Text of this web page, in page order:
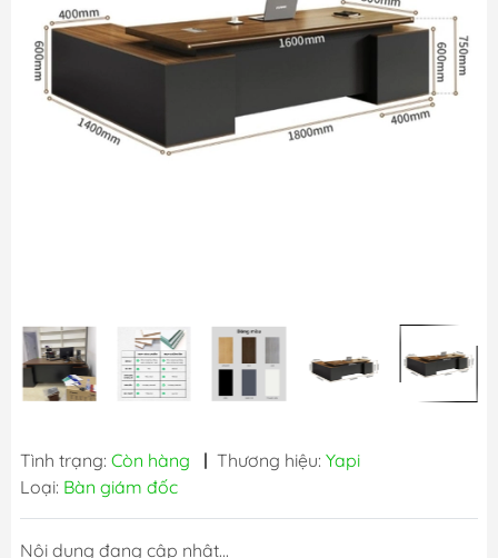
Tình trạng: Còn hàng | Thương hiệu: Yapi
Loại: Bàn giám đốc
Nội dung đang cập nhật...